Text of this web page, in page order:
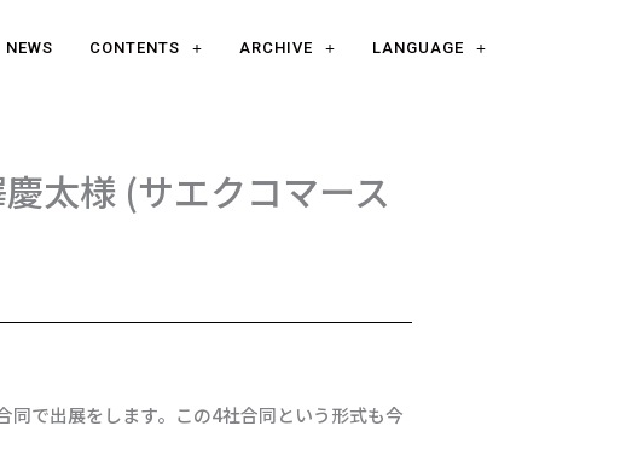
NEWS CONTENTS ARCHIVE LANGUAGE
太様 (サエクコマース
で出展をします。この4社合同という形式も今